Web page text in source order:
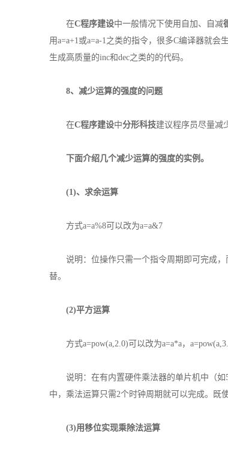
在C程序建设中一般情况下使用自加、自减
用a=a+1或a=a-1之类的指令，很多C编译器就
生成高质量的inc和dec之类的的代码。
8、减少运算的强度的问题
在C程序建设中分形科技建议程序员尽量减
下面介绍几个减少运算的强度的实例。
(1)、求余运算
方式a=a%8可以改为a=a&7
说明：位操作只需一个指令周期即可完成，
替。
(2)平方运算
方式a=pow(a,2.0)可以改为a=a*a，
说明：在有内置硬件乘法器的单片机中（如
中，乘法运算只需2个时钟周期就可以完成。既
(3)用移位实现乘除法运算